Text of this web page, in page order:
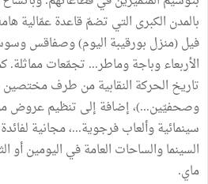
بالمدن الكبرى التي تضمّ قاعدة عمّالية
فيل (منزل بورقيبة اليوم) وصفاقس
الأربعاء وباجة وماطر... تجمّعات
تاريخ الحركة النقابية من طرف مختصين
وصحفيّين...)، إضافة إلى تنظيم عروض
سينمائية وألعاب فرجوية...، مجانية
السينما والساحات العامة في اليومين أو
ماي.